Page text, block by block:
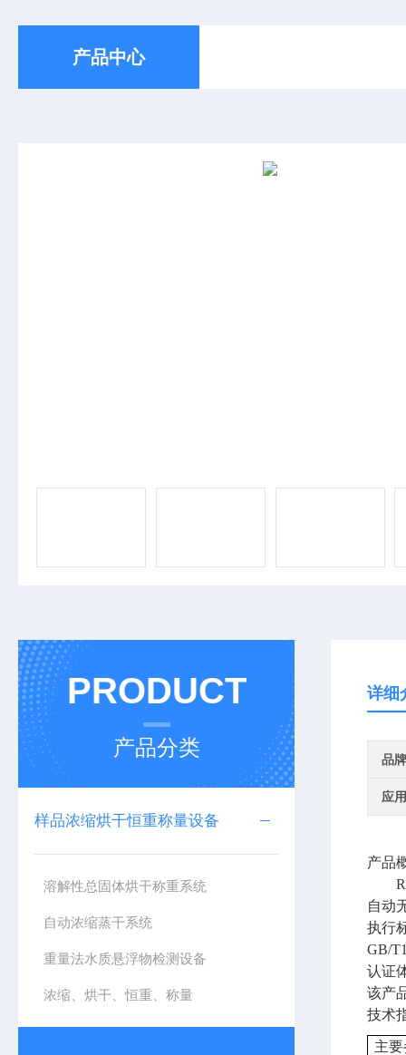
产品中心
PRODUCT
产品分类
样品浓缩烘干恒重称量设备
溶解性总固体烘干称重系统
自动浓缩蒸干系统
重量法水质悬浮物检测设备
浓缩、烘干、恒重、称量
详细
品牌
应
产品
自动
执行
GB/
认证
该产
技术
主